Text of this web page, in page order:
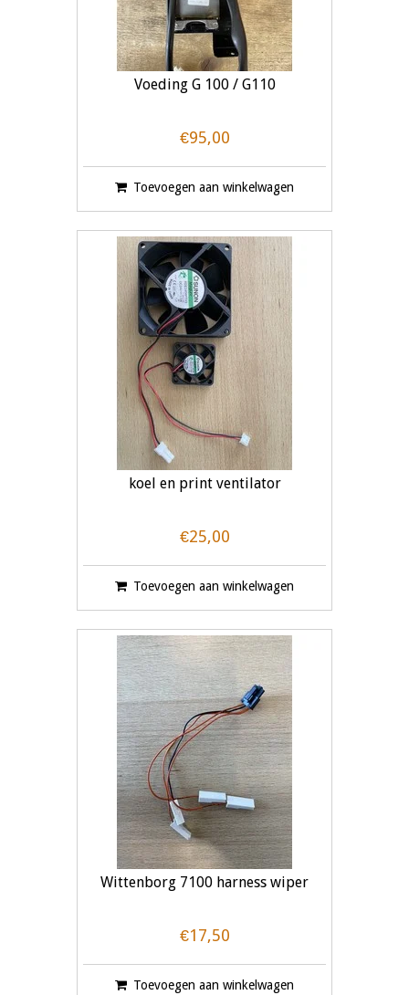
Voeding G 100 / G110
€95,00
Toevoegen aan winkelwagen
koel en print ventilator
€25,00
Toevoegen aan winkelwagen
Wittenborg 7100 harness wiper
€17,50
Toevoegen aan winkelwagen